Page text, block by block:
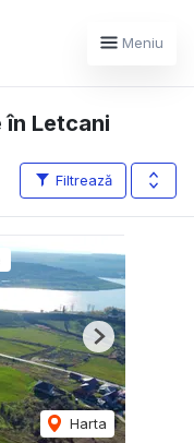
Meniu
în Letcani
Filtrează
Harta
Next